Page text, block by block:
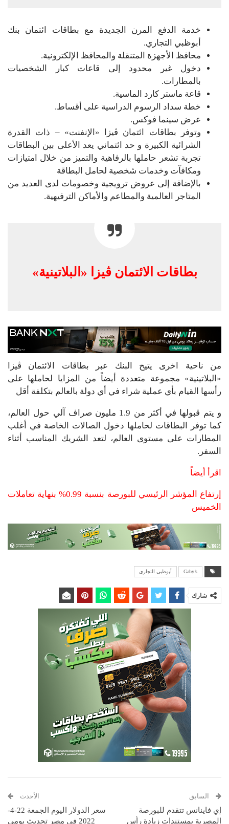
خدمة الدفع المرن الجديدة مع بطاقات ائتمان بنك
أبوظبي التجاري.
محافظ الأجهزة المتنقلة والمحافظ الإلكترونية.
دخول غير محدود إلى قاعات كبار الشخصيات
بالمطارات.
قاعة ماستر كارد الماسية.
خطة سداد الرسوم الدراسية على أقساط.
عرض سينما فوكس.
وتوفر بطاقات ائتمان ڤيزا «الإنفنت» – ذات القدرة
الشرائية الكبيرة و حد ائتماني يعد الأعلى بين البطاقات
تجربة تشعر حاملها بالرفاهية والتميز من خلال امتيازات
ومكافآت وخدمات شخصية لحامل البطاقة
بالإضافة إلى عروض ترويجية وخصومات لدى العديد من
المتاجر العالمية والمطاعم والأماكن الترفيهية.
بطاقات الائتمان ڤيزا «البلاتينية»
من ناحية اخرى يتيح البنك عبر بطاقات الائتمان ڤيزا
«البلاتينية» مجموعة متعددة أيضاً من المزايا لحاملها على
رأسها القيام بأي عملية شراء في أي دولة بالعالم بتكلفة أقل
و يتم قبولها في أكثر من 1.9 مليون صراف آلي حول العالم،
كما توفر البطاقات لحاملها دخول الصالات الخاصة في أغلب
المطارات على مستوى العالم، لتعد الشريك المناسب أثناء
السفر.
اقرأ أيضاً
إرتفاع المؤشر الرئيسي للبورصة بنسبة 0.99% بنهاية تعاملات
الخميس
Gaby’s أبوظبي التجاري
شارك
السابق
إي فاينانس تتقدم للبورصة
المصرية بمستندات زيادة رأس
الأحدث
سعر الدولار اليوم الجمعة 22-4-
2022 في مصر تحديث يومي